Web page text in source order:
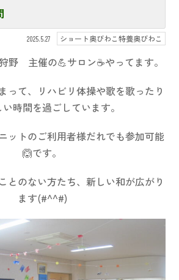
2025.5.27 ショート奥びわこ特養奥びわこ
野 主催の💪サロン☕やってます。
って、リハビリ体操や歌を歌ったり
時間を過ごしています。
ットのご利用者様だれでも参加可能
🙆です。
とのない方たち、新しい和が広がり
ます(#^^#)